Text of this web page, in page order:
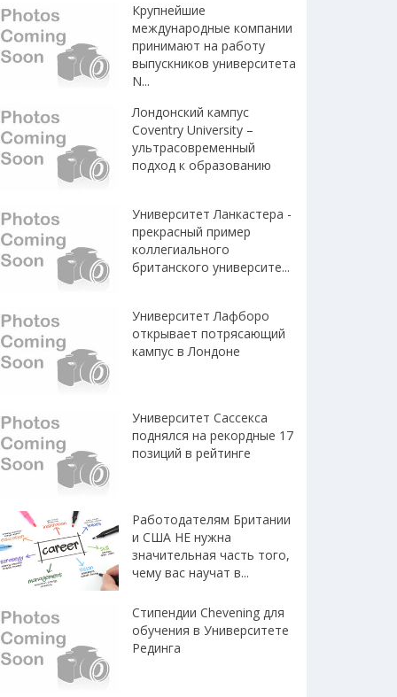
Крупнейшие
международные компании
принимают на работу
выпускников университета
N...
Лондонский кампус
Coventry University –
ультрасовременный
подход к образованию
Университет Ланкастера -
прекрасный пример
коллегиального
британского университе...
Университет Лафборо
открывает потрясающий
кампус в Лондоне
Университет Сассекса
поднялся на рекордные 17
позиций в рейтинге
Работодателям Британии
и США НЕ нужна
значительная часть того,
чему вас научат в...
Стипендии Chevening для
обучения в Университете
Рединга